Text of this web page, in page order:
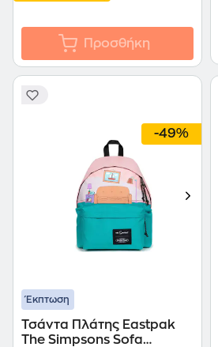
Προσθήκη
-49%
Έκπτωση
Τσάντα Πλάτης Eastpak
The Simpsons Sofa